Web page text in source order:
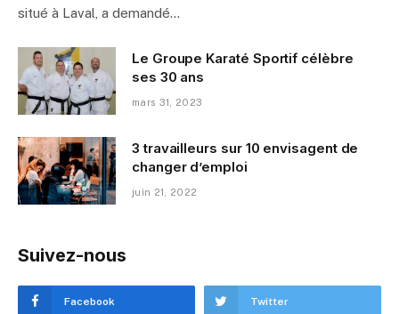
situé à Laval, a demandé…
Le Groupe Karaté Sportif célèbre
ses 30 ans
mars 31, 2023
3 travailleurs sur 10 envisagent de
changer d’emploi
juin 21, 2022
Suivez-nous
Facebook Twitter